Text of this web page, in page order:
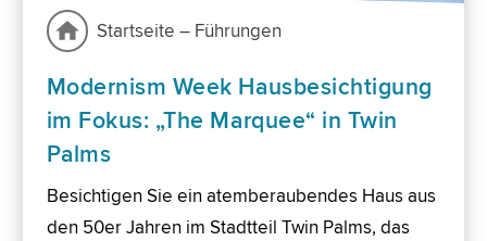
Startseite – Führungen
Modernism Week Hausbesichtigung
im Fokus: „The Marquee“ in Twin
Palms
Besichtigen Sie ein atemberaubendes Haus aus
den 50er Jahren im Stadtteil Twin Palms, das